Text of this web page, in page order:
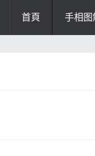
首頁 手相图